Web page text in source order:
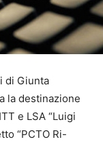
di Giunta
la destinazione
e LSA “Luigi
“PCTO Ri-